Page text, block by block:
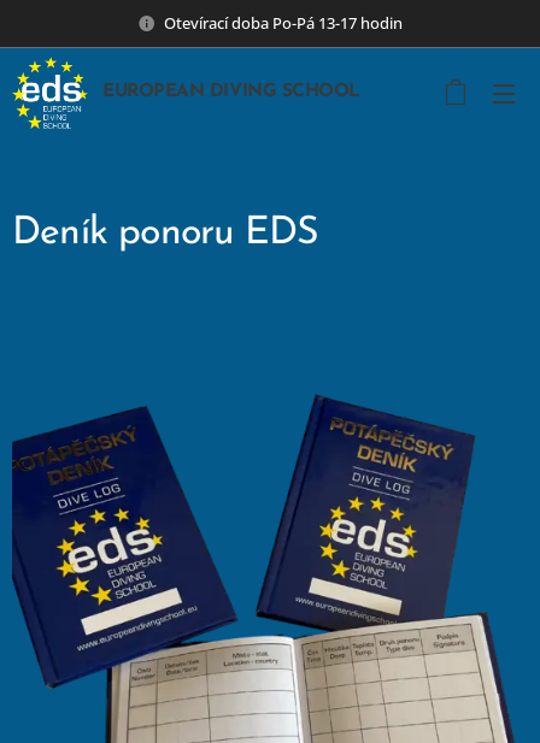
Otevírací doba Po-Pá 13-17 hodin
EUROPEAN DIVING SCHOOL
Deník ponoru EDS